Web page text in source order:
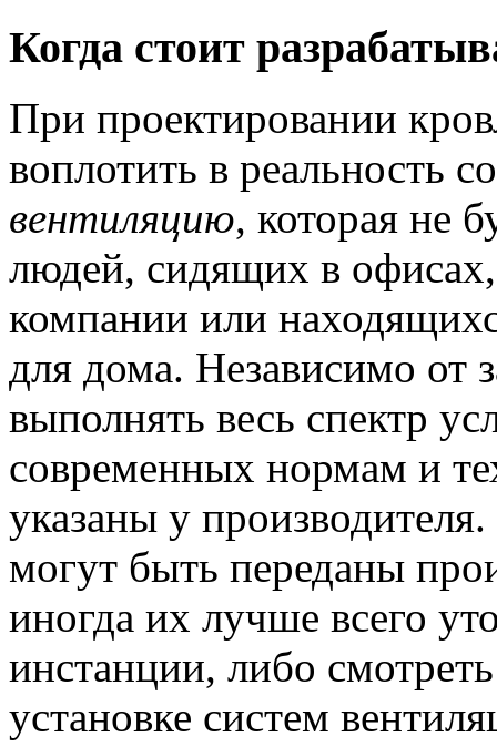
Когда стоит
При проектировании
воплотить в реальность
вентиляцию, которая не
людей, сидящих в
компании или
для дома. Независимо от
выполнять весь спектр
современных нормам и
указаны у
могут быть переданы
иногда их лучше всего
инстанции, либо
установке систем